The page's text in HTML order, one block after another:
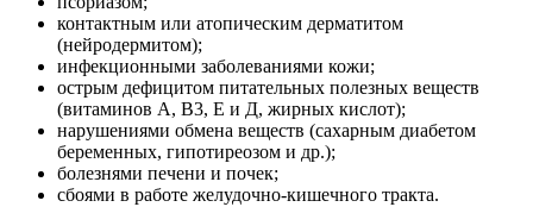
контактным или атопическим дерматитом
(нейродермитом);
инфекционными заболеваниями кожи;
острым дефицитом питательных полезных веществ
(витаминов А, В3, Е и Д, жирных кислот);
нарушениями обмена веществ (сахарным диабетом
беременных, гипотиреозом и др.);
болезнями печени и почек;
сбоями в работе желудочно-кишечного тракта.